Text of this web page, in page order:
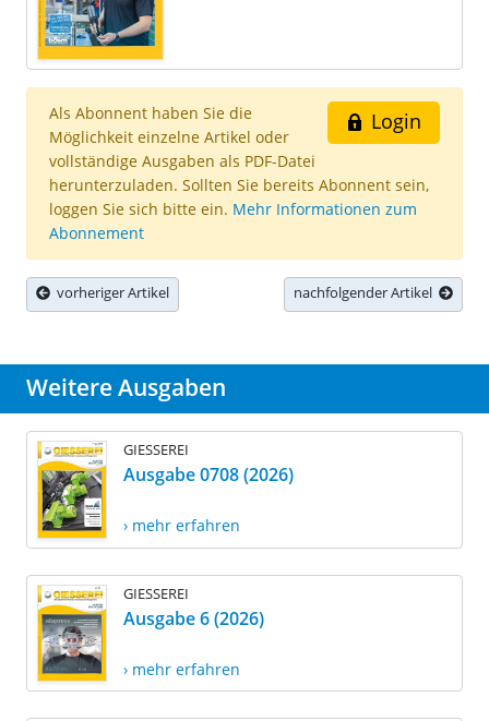
Login
Als Abonnent haben Sie die
Möglichkeit einzelne Artikel oder
vollständige Ausgaben als PDF-Datei
herunterzuladen. Sollten Sie bereits Abonnent sein,
loggen Sie sich bitte ein. Mehr Informationen zum
Abonnement
vorheriger Artikel nachfolgender Artikel
Weitere Ausgaben
GIESSEREI
Ausgabe 0708 (2026)
› mehr erfahren
GIESSEREI
Ausgabe 6 (2026)
› mehr erfahren